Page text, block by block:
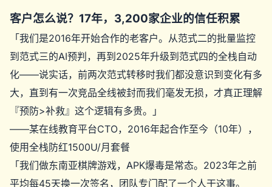
客户怎么说？17年，3,200家企业的信任积累
「我们是2016年开始合作的老客户。从范式二的批量监控
到范式三的AI预判，再到2025年升级到范式四的全栈自动
化——说实话，前两次范式转移时我们都没意识到变化有多
大，直到有一次竞品全线被封而我们毫发无损，才真正理解
『预防>补救』这个逻辑有多贵。」
——某在线教育平台CTO，2016年起合作至今（10年），
使用全栈防红1500U/月套餐
「我们做东南亚棋牌游戏，APK爆毒是常态。2023年之前
平均每45天换一次签名，团队专门配了一个人干这事。